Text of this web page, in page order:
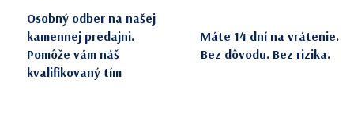
Osobný odber na našej
kamennej predajni.
Pomôže vám náš
kvalifikovaný tím
Máte 14 dní na vrátenie.
Bez dôvodu. Bez rizika.